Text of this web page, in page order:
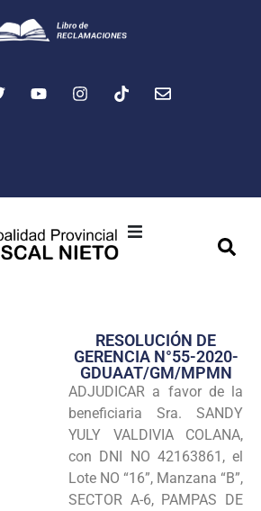
Transparencia
Seguridad
Programas
Intranet
RESOLUCIÓN DE
GERENCIA N°55-2020-
GDUAAT/GM/MPMN
ADJUDICAR a favor de la
beneficiaria Sra. SANDY
YULY VALDIVIA COLANA,
con DNI NO 42163861, el
Lote NO “16”, Manzana “B”,
SECTOR A-6, PAMPAS DE